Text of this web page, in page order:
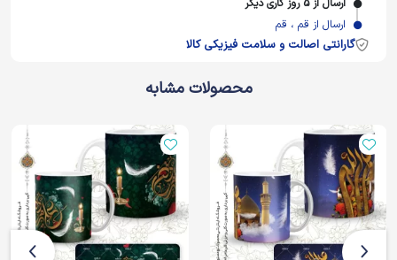
ارسال از 5 روز کاری دیگر
ارسال از قم ، قم
گارانتی اصالت و سلامت فیزیکی کالا
محصولات مشابه